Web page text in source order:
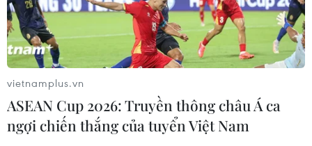
vietnamplus.vn
ASEAN Cup 2026: Truyền thông châu Á ca
ngợi chiến thắng của tuyển Việt Nam